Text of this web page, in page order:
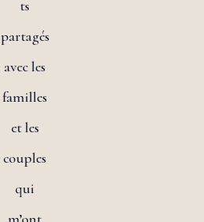
ts
partagés
avec les
familles
et les
couples
qui